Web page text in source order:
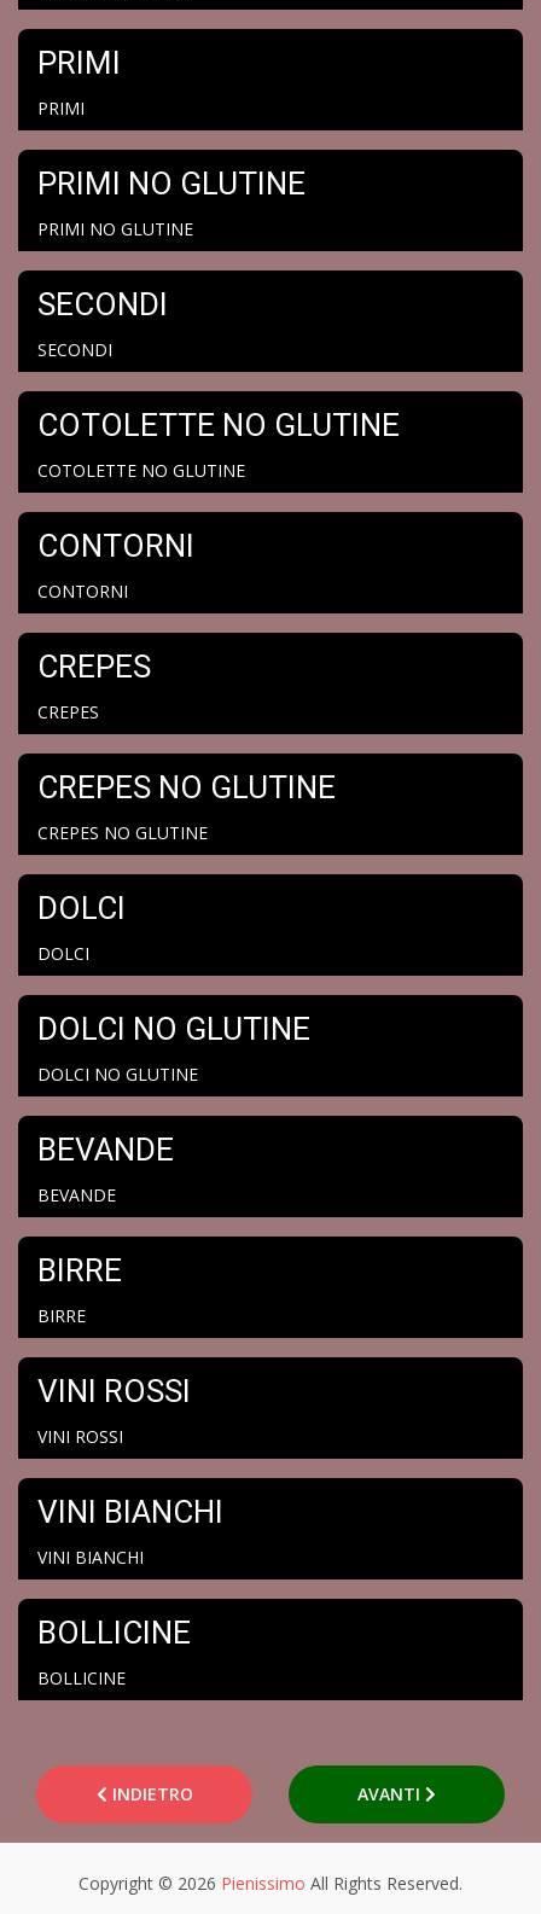
PRIMI
PRIMI
PRIMI NO GLUTINE
PRIMI NO GLUTINE
SECONDI
SECONDI
COTOLETTE NO GLUTINE
COTOLETTE NO GLUTINE
CONTORNI
CONTORNI
CREPES
CREPES
CREPES NO GLUTINE
CREPES NO GLUTINE
DOLCI
DOLCI
DOLCI NO GLUTINE
DOLCI NO GLUTINE
BEVANDE
BEVANDE
BIRRE
BIRRE
VINI ROSSI
VINI ROSSI
VINI BIANCHI
VINI BIANCHI
BOLLICINE
BOLLICINE
INDIETRO AVANTI
Copyright © 2026 Pienissimo All Rights Reserved.